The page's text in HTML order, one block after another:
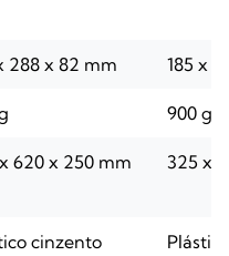
288 x 82 mm 185 x
900 g
620 x 250 mm 325 x
cinzento